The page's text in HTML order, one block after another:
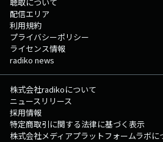
無責任ジャッジメント ■ドッキリ☆電話
配信エリア
利用規約
プライバシーポリシー
ライセンス情報
radiko news
株式会社radikoについて
ニュースリリース
採用情報
特定商取引に関する法律に基づく表示
株式会社メディアプラットフォームラボに